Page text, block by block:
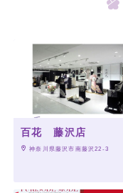
百花 藤沢店
神奈川県藤沢市南藤沢22-3